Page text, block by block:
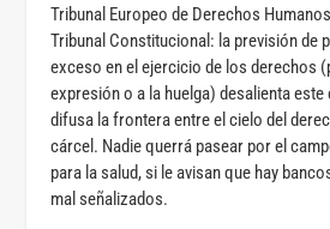
Tribunal Europeo de Derechos
Tribunal Constitucional: la previsión de
exceso en el ejercicio de los derechos
expresión o a la huelga) desalienta
difusa la frontera entre el cielo del
cárcel. Nadie querrá pasear por el
para la salud, si le avisan que hay
mal señalizados.